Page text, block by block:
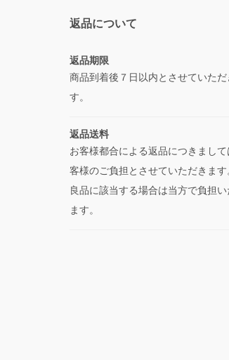
返品について
返品期限
商品到着後７日以内とさせていただ
す。
返品送料
お客様都合による返品につきまして
客様のご負担とさせていただきます
良品に該当する場合は当方で負担い
ます。